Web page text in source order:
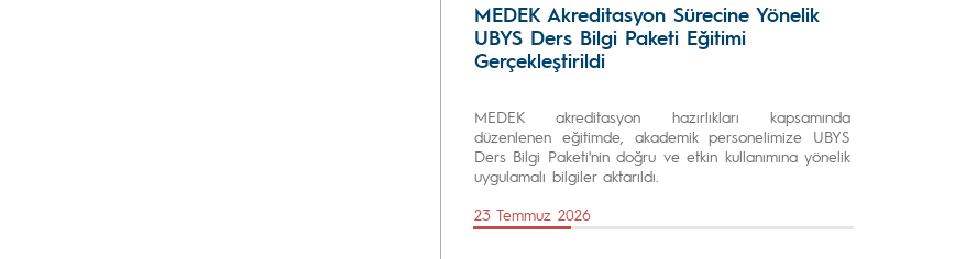
MEDEK Akreditasyon Sürecine Yönelik
UBYS Ders Bilgi Paketi Eğitimi
Gerçekleştirildi
MEDEK akreditasyon hazırlıkları kapsamında
düzenlenen eğitimde, akademik personelimize UBYS
Ders Bilgi Paketi'nin doğru ve etkin kullanımına yönelik
uygulamalı bilgiler aktarıldı.
23 Temmuz 2026